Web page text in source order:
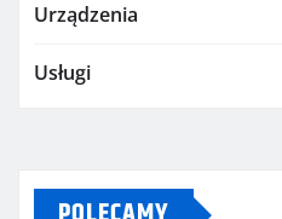
Urządzenia
Usługi